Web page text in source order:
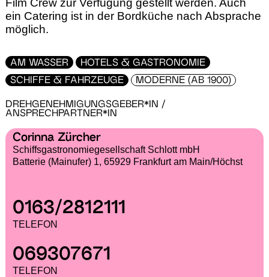
Film Crew zur Verfügung gestellt werden. Auch
ein Catering ist in der Bordküche nach Absprache
möglich.
AM WASSER
HOTELS & GASTRONOMIE
SCHIFFE & FAHRZEUGE
MODERNE (AB 1900)
DREHGENEHMIGUNGSGEBER*IN /
ANSPRECHPARTNER*IN
Corinna Zürcher
Schiffsgastronomiegesellschaft Schlott mbH
Batterie (Mainufer) 1, 65929 Frankfurt am Main/Höchst
0163/2812111
TELEFON
069307671
TELEFON